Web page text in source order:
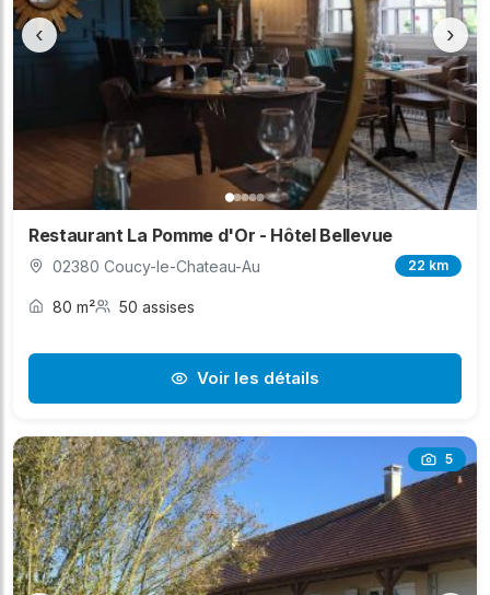
‹ ›
Restaurant La Pomme d'Or - Hôtel Bellevue
02380 Coucy-le-Chateau-Au 22 km
80 m² 50 assises
Voir les détails
5